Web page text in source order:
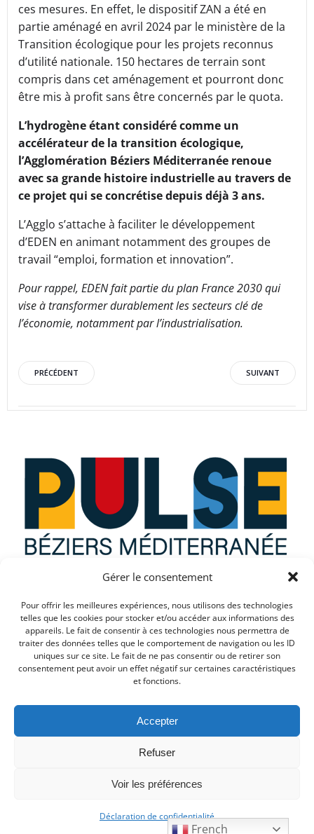
Gérer le consentement
Pour offrir les meilleures expériences, nous utilisons des technologies
telles que les cookies pour stocker et/ou accéder aux informations des
appareils. Le fait de consentir à ces technologies nous permettra de
traiter des données telles que le comportement de navigation ou les ID
uniques sur ce site. Le fait de ne pas consentir ou de retirer son
consentement peut avoir un effet négatif sur certaines caractéristiques
et fonctions.
Accepter
Refuser
Voir les préférences
Déclaration de confidentialité
ces mesures. En effet, le dispositif ZAN a été en
partie aménagé en avril 2024 par le ministère de la
Transition écologique pour les projets reconnus
d’utilité nationale. 150 hectares de terrain sont
compris dans cet aménagement et pourront donc
être mis à profit sans être concernés par le quota.
L’hydrogène étant considéré comme un
accélérateur de la transition écologique,
l’Agglomération Béziers Méditerranée renoue
avec sa grande histoire industrielle au travers de
ce projet qui se concrétise depuis déjà 3 ans.
L’Agglo s’attache à faciliter le développement
d’EDEN en animant notamment des groupes de
travail “emploi, formation et innovation”.
Pour rappel, EDEN fait partie du plan France 2030 qui
vise à transformer durablement les secteurs clé de
l’économie, notamment par l’industrialisation.
Post
navigation
PRÉCÉDENT
navigation
SUIVANT
Que recherchez vous ?
© 2026 PULSE. Created for free using WordPress and
French